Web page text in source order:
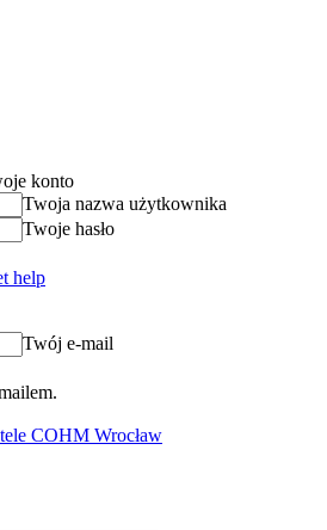
konto
Twoja nazwa użytkownika
Twoje hasło
help
Twój e-mail